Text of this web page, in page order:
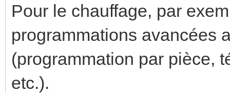
Pour le chauffage, par
programmations avancées
(programmation par pièce,
etc.).